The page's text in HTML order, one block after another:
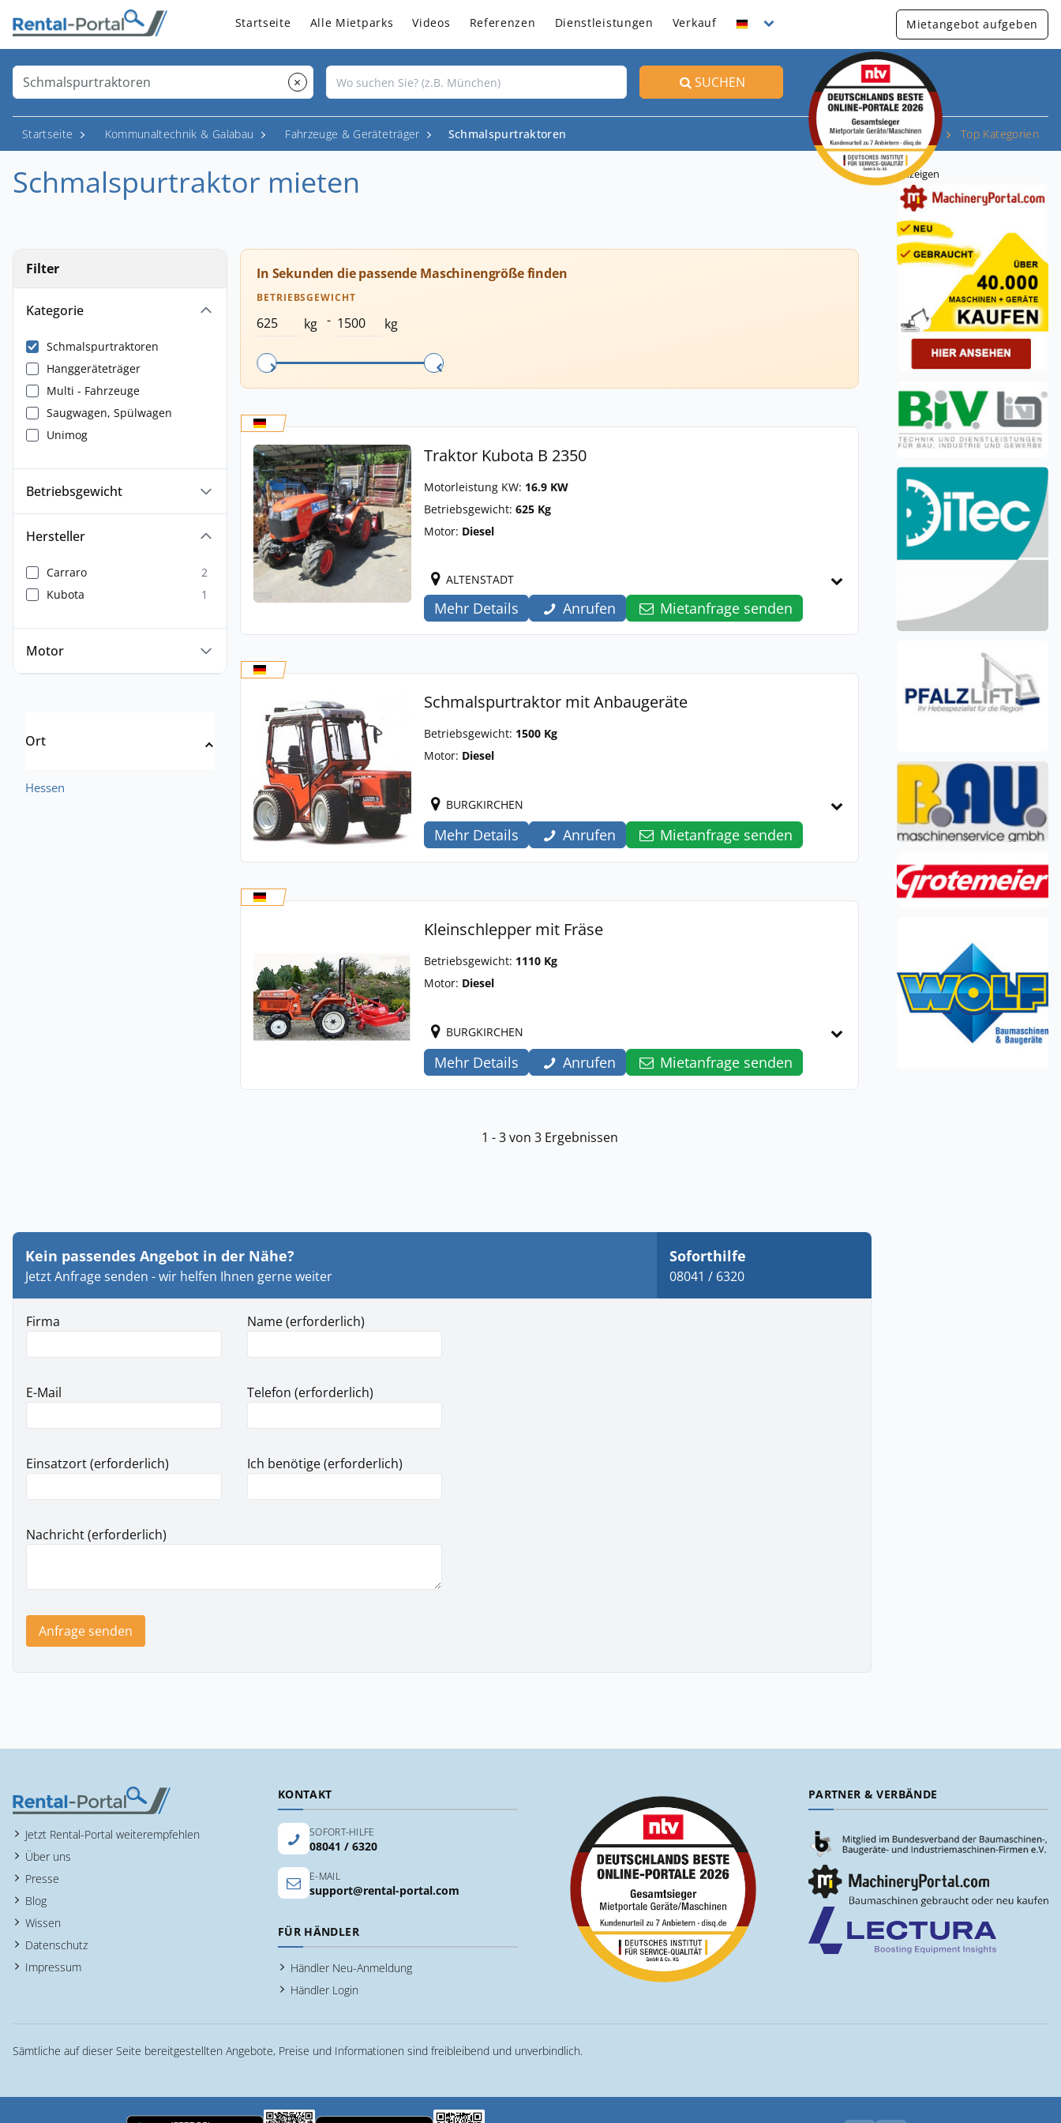
Startseite Alle Mietparks Videos Referenzen Dienstleistungen Verkauf Mietangebot aufgeben
× SUCHEN
Startseite Kommunaltechnik & Galabau Fahrzeuge & Geräteträger Schmalspurtraktoren Top Kategorien
Schmalspurtraktor mieten
Filter
Kategorie
Schmalspurtraktoren
Hanggeräteträger
Multi - Fahrzeuge
Saugwagen, Spülwagen
Unimog
Betriebsgewicht
Hersteller
Carraro
2
Kubota
1
Motor
Ort
Hessen
In Sekunden die passende Maschinengröße finden
BETRIEBSGEWICHT
kg - kg
Traktor Kubota B 2350
Motorleistung KW: 16.9 KW
Betriebsgewicht: 625 Kg
Motor: Diesel
ALTENSTADT
Mehr Details Anrufen Mietanfrage senden
Schmalspurtraktor mit Anbaugeräte
Betriebsgewicht: 1500 Kg
Motor: Diesel
BURGKIRCHEN
Mehr Details Anrufen Mietanfrage senden
Kleinschlepper mit Fräse
Betriebsgewicht: 1110 Kg
Motor: Diesel
BURGKIRCHEN
Mehr Details Anrufen Mietanfrage senden
1 - 3 von 3 Ergebnissen
Kein passendes Angebot in der Nähe?
Jetzt Anfrage senden - wir helfen Ihnen gerne weiter
Soforthilfe
08041 / 6320
Firma Name (erforderlich)
E-Mail Telefon (erforderlich)
Einsatzort (erforderlich) Ich benötige (erforderlich)
Nachricht (erforderlich)
Anfrage senden
Anzeigen
Jetzt Rental-Portal weiterempfehlen
Über uns
Presse
Blog
Wissen
Datenschutz
Impressum
KONTAKT
SOFORT-HILFE
08041 / 6320
E-MAIL
support@rental-portal.com
FÜR HÄNDLER
Händler Neu-Anmeldung
Händler Login
PARTNER & VERBÄNDE
Sämtliche auf dieser Seite bereitgestellten Angebote, Preise und Informationen sind freibleibend und unverbindlich.